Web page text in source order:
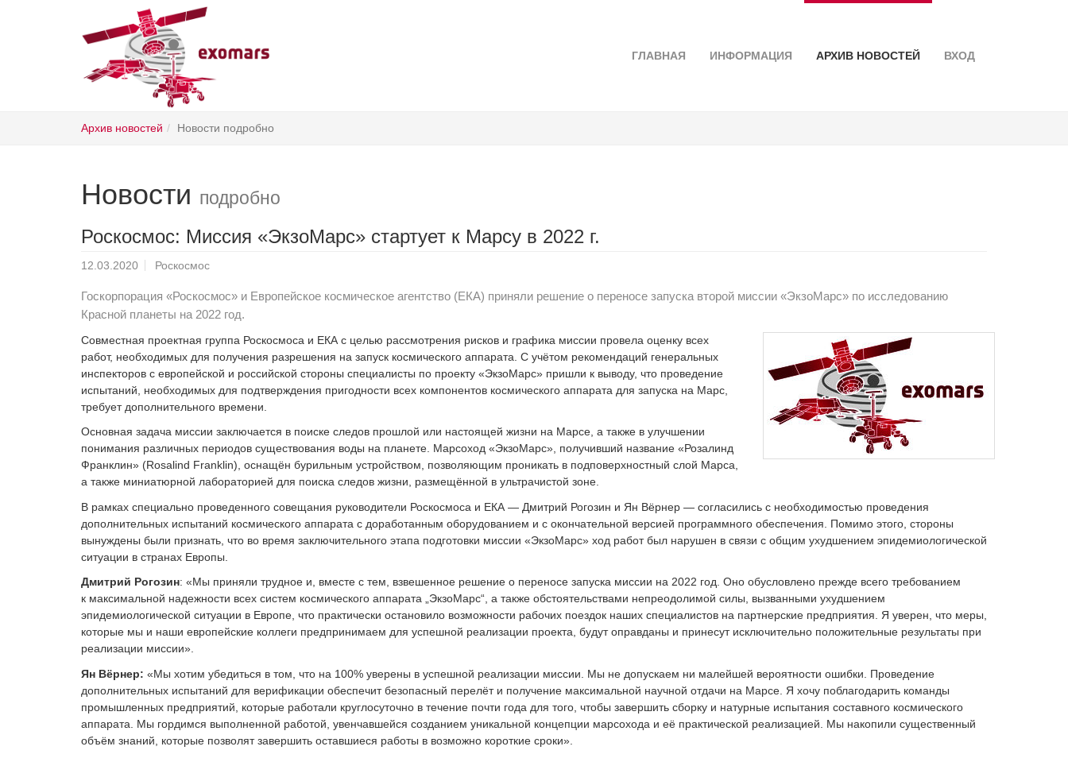
ГЛАВНАЯ ИНФОРМАЦИЯ АРХИВ НОВОСТЕЙ ВХОД
Архив новостей Новости подробно
Новости подробно
Роскосмос: Миссия «ЭкзоМарс» стартует к Марсу в 2022 г.
12.03.2020 Роскосмос
Госкорпорация «Роскосмос» и Европейское космическое агентство (ЕКА) приняли решение о переносе запуска второй миссии «ЭкзоМарс» по исследованию
Красной планеты на 2022 год.
Совместная проектная группа Роскосмоса и ЕКА с целью рассмотрения рисков и графика миссии провела оценку всех
работ, необходимых для получения разрешения на запуск космического аппарата. С учётом рекомендаций генеральных
инспекторов с европейской и российской стороны специалисты по проекту «ЭкзоМарс» пришли к выводу, что проведение
испытаний, необходимых для подтверждения пригодности всех компонентов космического аппарата для запуска на Марс,
требует дополнительного времени.
Основная задача миссии заключается в поиске следов прошлой или настоящей жизни на Марсе, а также в улучшении
понимания различных периодов существования воды на планете. Марсоход «ЭкзоМарс», получивший название «Розалинд
Франклин» (Rosalind Franklin), оснащён бурильным устройством, позволяющим проникать в подповерхностный слой Марса,
а также миниатюрной лабораторией для поиска следов жизни, размещённой в ультрачистой зоне.
В рамках специально проведенного совещания руководители Роскосмоса и ЕКА — Дмитрий Рогозин и Ян Вёрнер — согласились с необходимостью проведения
дополнительных испытаний космического аппарата с доработанным оборудованием и с окончательной версией программного обеспечения. Помимо этого, стороны
вынуждены были признать, что во время заключительного этапа подготовки миссии «ЭкзоМарс» ход работ был нарушен в связи с общим ухудшением эпидемиологической
ситуации в странах Европы.
Дмитрий Рогозин: «Мы приняли трудное и, вместе с тем, взвешенное решение о переносе запуска миссии на 2022 год. Оно обусловлено прежде всего требованием
к максимальной надежности всех систем космического аппарата „ЭкзоМарс“, а также обстоятельствами непреодолимой силы, вызванными ухудшением
эпидемиологической ситуации в Европе, что практически остановило возможности рабочих поездок наших специалистов на партнерские предприятия. Я уверен, что меры,
которые мы и наши европейские коллеги предпринимаем для успешной реализации проекта, будут оправданы и принесут исключительно положительные результаты при
реализации миссии».
Ян Вёрнер: «Мы хотим убедиться в том, что на 100% уверены в успешной реализации миссии. Мы не допускаем ни малейшей вероятности ошибки. Проведение
дополнительных испытаний для верификации обеспечит безопасный перелёт и получение максимальной научной отдачи на Марсе. Я хочу поблагодарить команды
промышленных предприятий, которые работали круглосуточно в течение почти года для того, чтобы завершить сборку и натурные испытания составного космического
аппарата. Мы гордимся выполненной работой, увенчавшейся созданием уникальной концепции марсохода и её практической реализацией. Мы накопили существенный
объём знаний, которые позволят завершить оставшиеся работы в возможно короткие сроки».